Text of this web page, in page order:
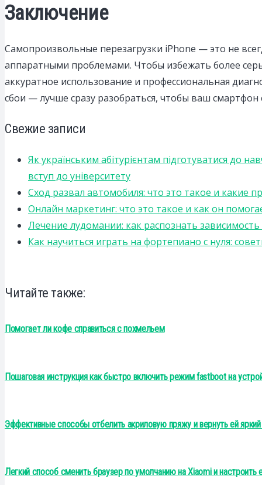
Заключение
Самопроизвольные перезагрузки iPhone — это не
аппаратными проблемами. Чтобы избежать более
аккуратное использование и профессиональная
сбои — лучше сразу разобраться, чтобы ваш смартфон
Свежие записи
Як українським абітурієнтам підготуватися до
вступ до університету
Сход развал автомобиля: что это такое и какие
Онлайн маркетинг: что это такое и как он
Лечение лудомании: как распознать
Как научиться играть на фортепиано с нуля:
Читайте также:
Помогает ли кофе справиться с похмельем
Пошаговая инструкция как быстро включить режим fastboot на
Эффективные способы отбелить акриловую пряжу и вернуть ей
Легкий способ сменить браузер по умолчанию на Xiaomi и настроить